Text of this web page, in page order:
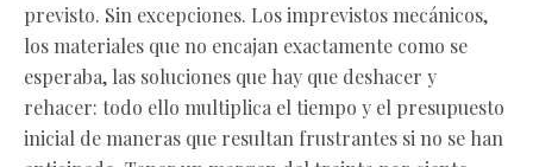
previsto. Sin excepciones. Los imprevistos mecánicos,
los materiales que no encajan exactamente como se
esperaba, las soluciones que hay que deshacer y
rehacer: todo ello multiplica el tiempo y el presupuesto
inicial de maneras que resultan frustrantes si no se han